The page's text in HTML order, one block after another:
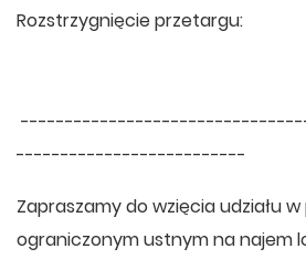
Rozstrzygnięcie przetargu:
--------------------------
Zapraszamy do wzięcia udziału
ograniczonym ustnym na najem